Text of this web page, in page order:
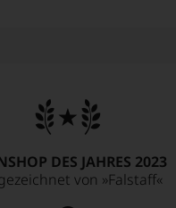
DES JAHRES 2023
von »Falstaff«